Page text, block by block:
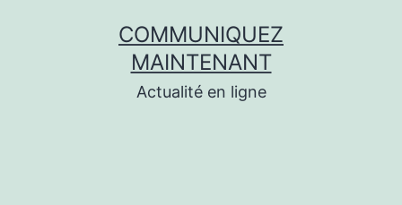
COMMUNIQUEZ
MAINTENANT
Actualité en ligne